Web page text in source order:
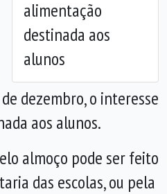
alimentação
destinada aos
alunos
dezembro, o interesse
aos alunos.
almoço pode ser feito
das escolas, ou pela